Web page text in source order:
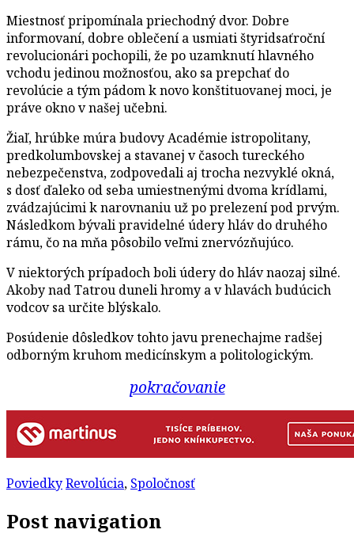
Miestnosť pripomínala priechodný dvor. Dobre
informovaní, dobre oblečení a usmiati štyridsaťroční
revolucionári pochopili, že po uzamknutí hlavného
vchodu jedinou možnosťou, ako sa prepchať do
revolúcie a tým pádom k novo konštituovanej moci, je
práve okno v našej učebni.
Žiaľ, hrúbke múra budovy Académie istropolitany,
predkolumbovskej a stavanej v časoch tureckého
nebezpečenstva, zodpovedali aj trocha nezvyklé okná,
s dosť ďaleko od seba umiestnenými dvoma krídlami,
zvádzajúcimi k narovnaniu už po prelezení pod prvým.
Následkom bývali pravidelné údery hláv do druhého
rámu, čo na mňa pôsobilo veľmi znervózňujúco.
V niektorých prípadoch boli údery do hláv naozaj silné.
Akoby nad Tatrou duneli hromy a v hlavách budúcich
vodcov sa určite blýskalo.
Posúdenie dôsledkov tohto javu prenechajme radšej
odborným kruhom medicínskym a politologickým.
pokračovanie
PoviedkyRevolúcia, Spoločnosť
Post navigation